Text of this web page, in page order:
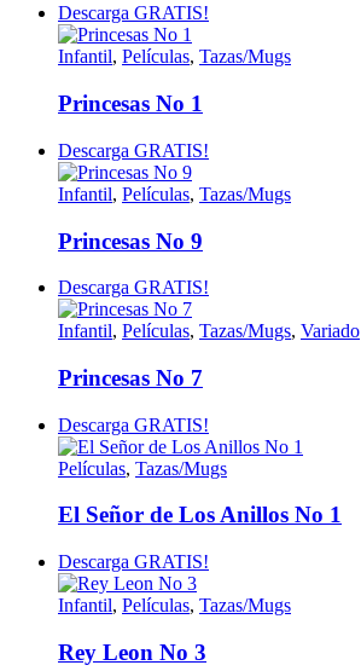
Descarga GRATIS!
Infantil, Películas, Tazas/Mugs
Princesas No 1
Descarga GRATIS!
Infantil, Películas, Tazas/Mugs
Princesas No 9
Descarga GRATIS!
Infantil, Películas, Tazas/Mugs, Variado
Princesas No 7
Descarga GRATIS!
Películas, Tazas/Mugs
El Señor de Los Anillos No 1
Descarga GRATIS!
Infantil, Películas, Tazas/Mugs
Rey Leon No 3